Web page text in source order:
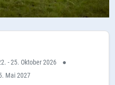
- 25. Oktober 2026
●
Mai 2027